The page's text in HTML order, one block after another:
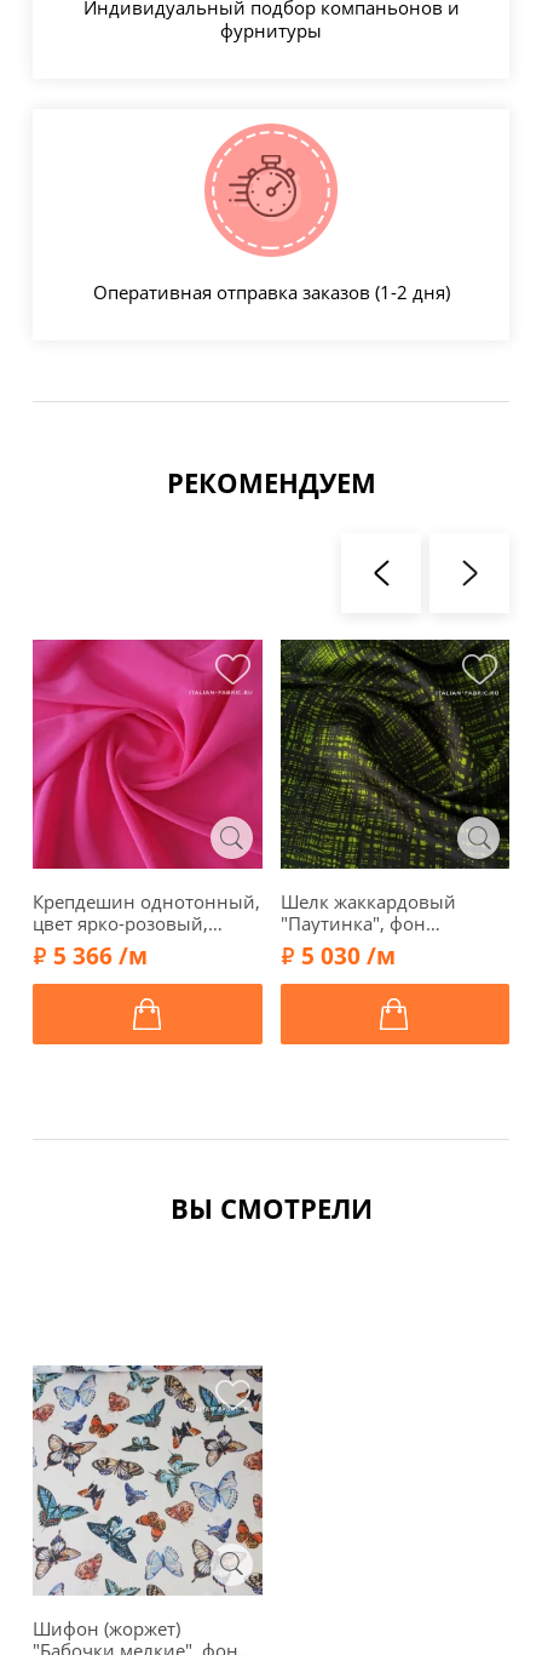
Индивидуальный подбор компаньонов и
фурнитуры
Оперативная отправка заказов (1-2 дня)
РЕКОМЕНДУЕМ
Крепдешин однотонный,
цвет ярко-розовый,
00908-2
5 366 /м
Шелк жаккардовый
"Паутинка", фон
зеленый, 02142-1
5 030 /м
ВЫ СМОТРЕЛИ
Шифон (жоржет)
"Бабочки мелкие", фон